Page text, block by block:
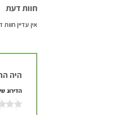
חוות דעת
אין עדיין
היה
הדירוג